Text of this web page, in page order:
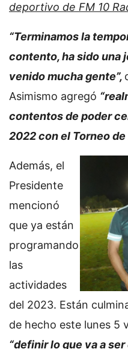
deportivo de FM 10
“Terminamos la
contento, ha sido una
venido mucha gente”,
Asimismo agregó
contentos de poder
2022 con el Torneo de
Además, el
Presidente
mencionó
que ya están
programando
las
actividades
del 2023. Están
de hecho este lunes 5
“definir lo que va a